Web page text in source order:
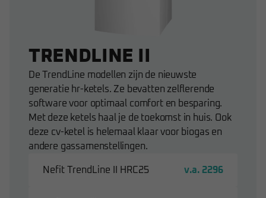
TRENDLINE II
De TrendLine modellen zijn de nieuwste
generatie hr-ketels. Ze bevatten zelflerende
software voor optimaal comfort en besparing.
Met deze ketels haal je de toekomst in huis. Ook
deze cv-ketel is helemaal klaar voor biogas en
andere gassamenstellingen.
Nefit TrendLine II HRC25 v.a. 2296